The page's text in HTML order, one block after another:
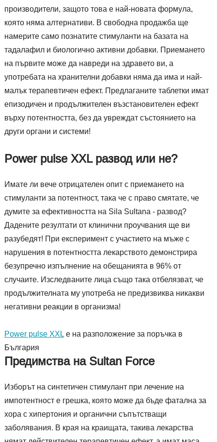
производители, защото това е най-новата формула,
която няма алтернативи. В свободна продажба ще
намерите само познатите стимуланти на базата на
тадалафил и биологично активни добавки. Приемането
на първите може да навреди на здравето ви, а
употребата на хранителни добавки няма да има и най-
малък терапевтичен ефект. Предлаганите таблетки имат
епизодичен и продължителен възстановителен ефект
върху потентността, без да увреждат състоянието на
други органи и системи!
Power pulse XXL развод или не?
Имате ли вече отрицателен опит с приемането на
стимуланти за потентност, така че с право смятате, че
думите за ефективността на Sila Sultana - развод?
Дадените резултати от клинични проучвания ще ви
разубедят! При експеримент с участието на мъже с
нарушения в потентността лекарството демонстрира
безупречно изпълнение на обещанията в 96% от
случаите. Изследваните лица също така отбелязват, че
продължителната му употреба не предизвиква никакви
негативни реакции в организма!
Power pulse XXLе на разположение за поръчка в
България
Предимства на Sultan Force
Изборът на синтетичен стимулант при лечение на
импотентност е грешка, която може да бъде фатална за
хора с хипертония и органични съпътстващи
заболявания. В края на краищата, такива лекарства